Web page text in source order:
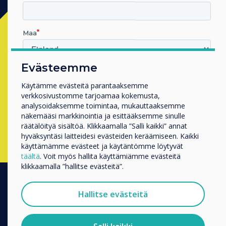
Contact a
completing the form below
Täytä tämä lomake
TUOTTEET
Digital Ecosystem
Evästeemme
Käytämme evästeitä parantaaksemme
verkkosivustomme tarjoamaa kokemusta,
analysoidaksemme toimintaa, mukauttaaksemme
näkemääsi markkinointia ja esittääksemme sinulle
räätälöityä sisältöä. Klikkaamalla ”Salli kaikki” annat
hyväksyntäsi laitteidesi evästeiden keräämiseen. Kaikki
käyttämämme evästeet ja käytäntömme löytyvät
täältä. Voit myös hallita käyttämiämme evästeitä
klikkaamalla ”hallitse evästeitä”.
Hallitse evästeitä
Maa
Millä toimialalla työskentelet
Koulutus
Yritys
Muut
Yrityksen nimi
Haluamme ottaa sinuun yhteyttä tuotteistamme ja
palveluistamme sähköpostitse, puhelimitse tai postitse.
Suostun vastaanottamaan viestejä Clevertouch.
Tietoja siitä, miten keräämme ja käytämme
henkilötietojasi, ontietosuojaselosteessamme.